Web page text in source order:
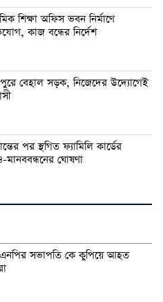
শিক্ষা অফিস ভবন নির্মাণে
কাজ বন্ধের নির্দেশ
বেহাল সড়ক, নিজেদের উদ্যোগেই
পর স্থগিত ফ্যামিলি কার্ডের
মানববন্ধনের ঘোষণা
সভাপতি কে কুপিয়ে আহত